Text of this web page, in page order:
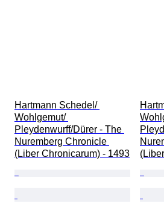
Hartmann Schedel/
Wohlgemut/
Pleydenwurff/Dürer - The
Nuremberg Chronicle
(Liber Chronicarum) - 1493